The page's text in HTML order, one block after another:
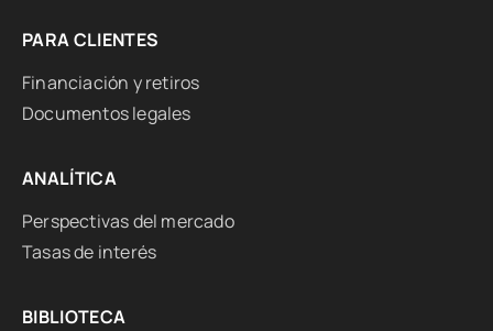
PARA CLIENTES
Financiación y retiros
Documentos legales
ANALÍTICA
Perspectivas del mercado
Tasas de interés
BIBLIOTECA